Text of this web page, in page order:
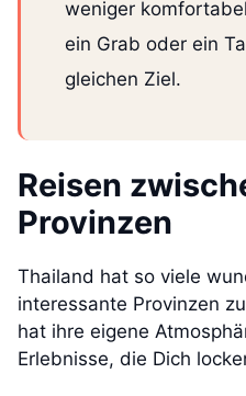
weniger
ein Grab oder ein
gleichen Ziel.
Reisen
Provinzen
Thailand hat so viele
interessante Provinzen
hat ihre eigene
Erlebnisse, die Dich